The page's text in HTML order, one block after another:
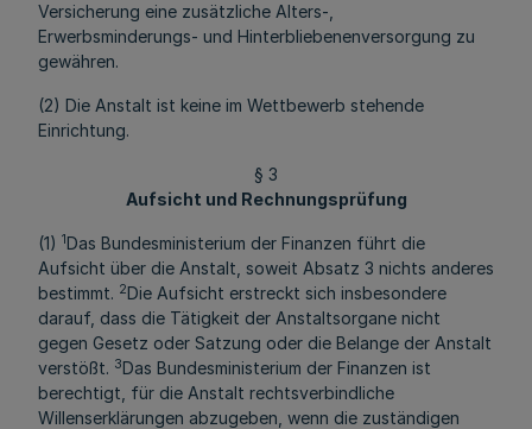
Versicherung eine zusätzliche Alters-,
Erwerbsminderungs- und Hinterbliebenenversorgung zu
gewähren.
(2) Die Anstalt ist keine im Wettbewerb stehende
Einrichtung.
§ 3
Aufsicht und Rechnungsprüfung
(1) 1Das Bundesministerium der Finanzen führt die
Aufsicht über die Anstalt, soweit Absatz 3 nichts anderes
bestimmt. 2Die Aufsicht erstreckt sich insbesondere
darauf, dass die Tätigkeit der Anstaltsorgane nicht
gegen Gesetz oder Satzung oder die Belange der Anstalt
verstößt. 3Das Bundesministerium der Finanzen ist
berechtigt, für die Anstalt rechtsverbindliche
Willenserklärungen abzugeben, wenn die zuständigen